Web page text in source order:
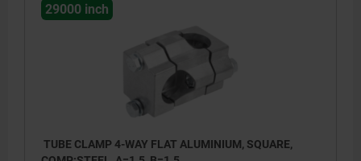
29000 inch
TUBE CLAMP 4-WAY FLAT ALUMINIUM, SQUARE,